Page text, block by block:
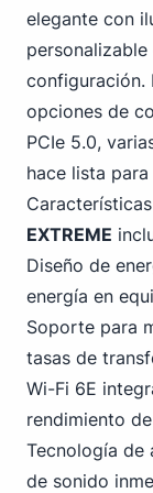
elegante con
configuración.
opciones de
PCIe 5.0,
hace lista
EXTREME
Diseño de
energía en
Soporte para
tasas de
Wi-Fi 6E
rendimiento
Tecnología de
de sonido